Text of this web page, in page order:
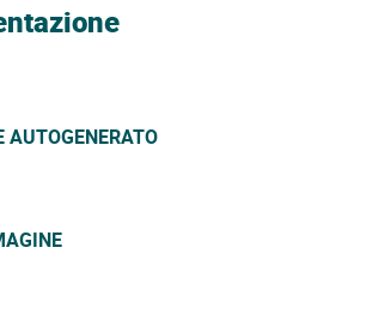
AUTOGENERATO